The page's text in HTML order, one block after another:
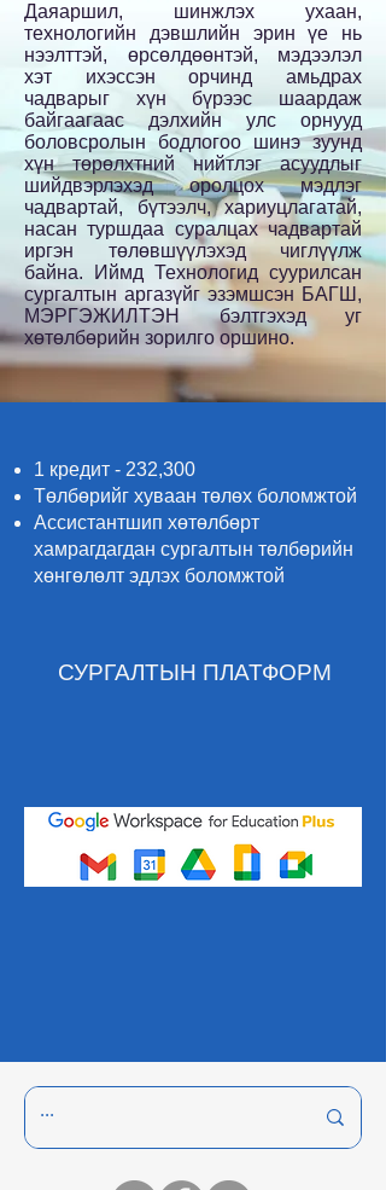
Даяаршил, шинжлэх ухаан,
технологийн дэвшлийн эрин үе нь
нээлттэй, өрсөлдөөнтэй, мэдээлэл
хэт ихэссэн орчинд амьдрах
чадварыг хүн бүрээс шаардаж
байгаагаас дэлхийн улс орнууд
боловсролын бодлогоо шинэ зуунд
хүн төрөлхтний нийтлэг асуудлыг
шийдвэрлэхэд оролцох мэдлэг
чадвартай, бүтээлч, хариуцлагатай,
насан туршдаа суралцах чадвартай
иргэн төлөвшүүлэхэд чиглүүлж
байна. Иймд Технологид суурилсан
сургалтын аргазүйг эзэмшсэн БАГШ,
МЭРГЭЖИЛТЭН бэлтгэхэд уг
хөтөлбөрийн зорилго оршино.
1 кредит - 232,300
Төлбөрийг хуваан төлөх боломжтой
Ассистантшип хөтөлбөрт
хамрагдагдан сургалтын төлбөрийн
хөнгөлөлт эдлэх боломжтой
СУРГАЛТЫН ПЛАТФОРМ